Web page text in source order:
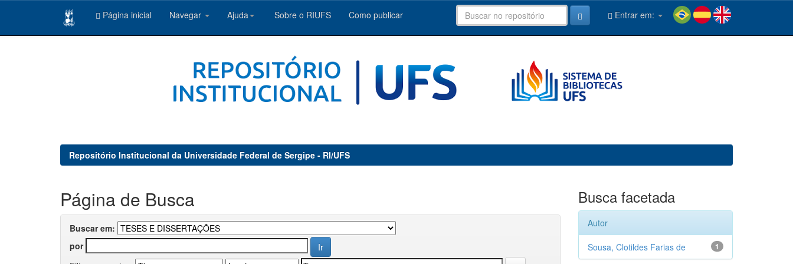
Página inicial Navegar Ajuda Sobre o RIUFS Como publicar Entrar em:
Repositório Institucional da Universidade Federal de Sergipe - RI/UFS
Página de Busca
Buscar em:
por
Busca facetada
Autor
1
Sousa, Clotildes Farias de